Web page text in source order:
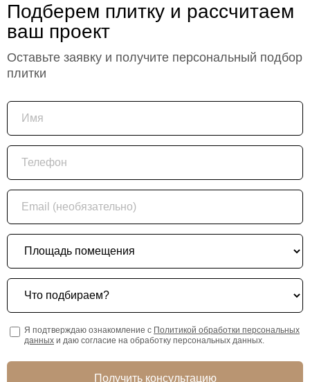
Подберем плитку и рассчитаем
ваш проект
Оставьте заявку и получите персональный подбор
плитки
Имя
Телефон
Email (необязательно)
Площадь помещения
Что подбираем?
Я подтверждаю ознакомление с Политикой обработки персональных
данных и даю согласие на обработку персональных данных.
Получить консультацию